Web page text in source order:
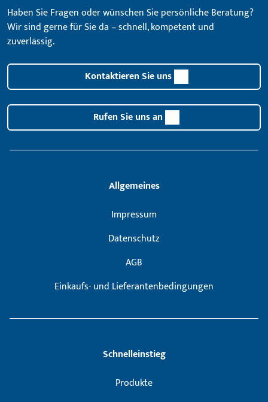
Haben Sie Fragen oder wünschen Sie persönliche Beratung?
Wir sind gerne für Sie da – schnell, kompetent und
zuverlässig.
Kontaktieren Sie uns
Rufen Sie uns an
Allgemeines
Impressum
Datenschutz
AGB
Einkaufs- und Lieferantenbedingungen
Schnelleinstieg
Produkte